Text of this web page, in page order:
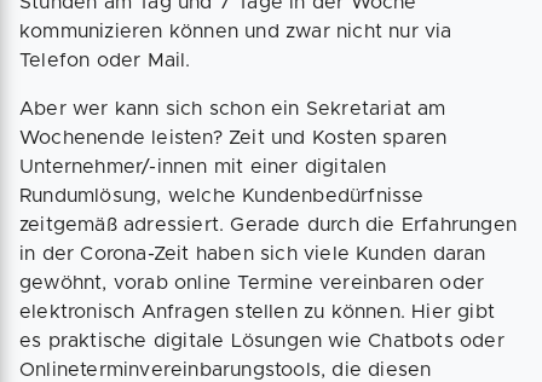
kommunizieren können und zwar nicht nur via
Telefon oder Mail.
Aber wer kann sich schon ein Sekretariat am
Wochenende leisten? Zeit und Kosten sparen
Unternehmer/-innen mit einer digitalen
Rundumlösung, welche Kundenbedürfnisse
zeitgemäß adressiert. Gerade durch die Erfahrungen
in der Corona-Zeit haben sich viele Kunden daran
gewöhnt, vorab online Termine vereinbaren oder
elektronisch Anfragen stellen zu können. Hier gibt
es praktische digitale Lösungen wie Chatbots oder
Onlineterminvereinbarungstools, die diesen